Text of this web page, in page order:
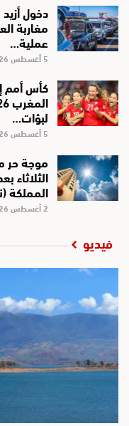
مغاربة
عملية…
5 أغسطس 2026
كأس أمم
لبؤات…
5 أغسطس 2026
موجة حر
الثلاثاء
المملكة
2 أغسطس 2026
فيديو